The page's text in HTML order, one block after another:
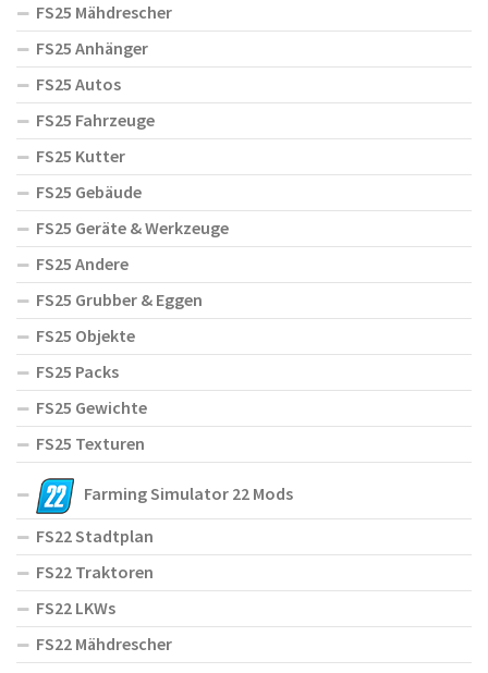
FS25 Mähdrescher
FS25 Anhänger
FS25 Autos
FS25 Fahrzeuge
FS25 Kutter
FS25 Gebäude
FS25 Geräte & Werkzeuge
FS25 Andere
FS25 Grubber & Eggen
FS25 Objekte
FS25 Packs
FS25 Gewichte
FS25 Texturen
Farming Simulator 22 Mods
FS22 Stadtplan
FS22 Traktoren
FS22 LKWs
FS22 Mähdrescher